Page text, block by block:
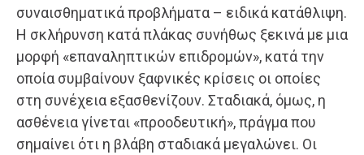
συναισθηματικά προβλήματα – ειδικά κατάθλιψη.
Η σκλήρυνση κατά πλάκας συνήθως ξεκινά με μια
μορφή «επαναληπτικών επιδρομών», κατά την
οποία συμβαίνουν ξαφνικές κρίσεις οι οποίες
στη συνέχεια εξασθενίζουν. Σταδιακά, όμως, η
ασθένεια γίνεται «προοδευτική», πράγμα που
σημαίνει ότι η βλάβη σταδιακά μεγαλώνει. Οι